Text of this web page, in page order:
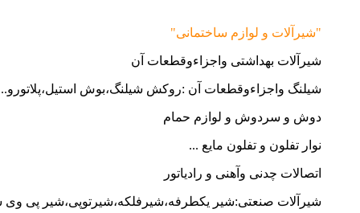
"شیرآلات و لوازم ساختمانی"
شیرآلات بهداشتی واجزاءوقطعات آن
شیلنگ واجزاءوقطعات آن :روکش شیلنگ،بوش
دوش و سردوش و لوازم حمام
نوار تفلون و تفلون مایع ...
اتصالات چدنی وآهنی و رادیاتور
شیرآلات صنعتی:شیر یکطرفه،شیرفلکه،شیرتوپی،شیر پی